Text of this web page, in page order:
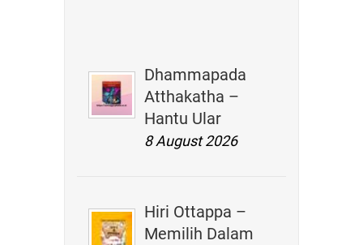
Dhammapada
Atthakatha –
Hantu Ular
8 August 2026
Hiri Ottappa –
Memilih Dalam